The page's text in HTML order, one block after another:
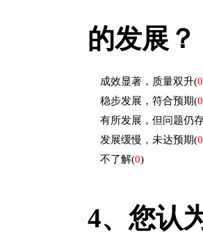
的发展？
成效显著，质量双升(0
稳步发展，符合预期(0
有所发展，但问题仍
发展缓慢，未达预期(0
不了解(0)
4、 您认